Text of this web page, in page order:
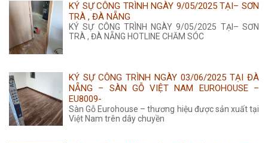
KÝ SỰ CÔNG TRÌNH NGÀY 9/05/2025 TẠI– SƠN
TRÀ , ĐÀ NẴNG
KÝ SỰ CÔNG TRÌNH NGÀY 9/05/2025 TẠI– SƠN
TRÀ , ĐÀ NẴNG HOTLINE CHĂM SÓC
KÝ SỰ CÔNG TRÌNH NGÀY 03/06/2025 TẠI ĐÀ
NẴNG – SÀN GỖ VIỆT NAM EUROHOUSE –
EU8009-
Sàn Gỗ Eurohouse – thương hiệu được sản xuất tại
Việt Nam trên dây chuyền